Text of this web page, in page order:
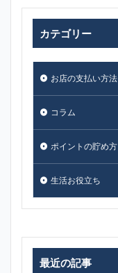
カテゴリー
お店の支払い方法
コラム
ポイントの貯め方
生活お役立ち
最近の記事